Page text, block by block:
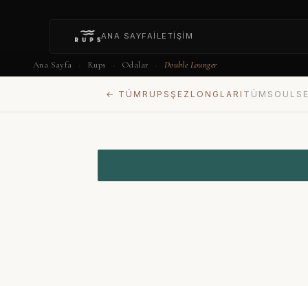
ANA SAYFA İLETIŞIM
Ana Sayfa › Rups › Odalar › Double Lounger
← TÜM RUPS ŞEZLONGLARI TÜM